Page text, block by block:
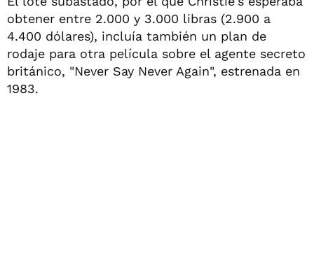
obtener entre 2.000 y 3.000 libras (2.900 a
4.400 dólares), incluía también un plan de
rodaje para otra película sobre el agente secreto
británico, "Never Say Never Again", estrenada en
1983.